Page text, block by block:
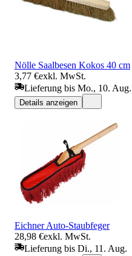
Nölle Saalbesen Kokos 40 cm
3,77 €exkl. MwSt.
Lieferung bis Mo., 10. Aug.
Details anzeigen
Eichner Auto-Staubfeger
28,98 €exkl. MwSt.
Lieferung bis Di., 11. Aug.